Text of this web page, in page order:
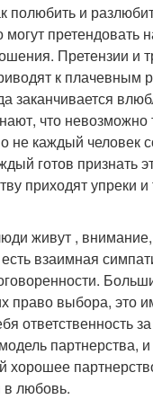
полюбить и
претендовать
Претензии и
к плачевным
заканчивается
что невозможно
не каждый человек
готов признать
приходят упреки и
живут , внимание,
есть взаимная
право выбора, это
ответственность
партнерства,
хорошее
в любовь.